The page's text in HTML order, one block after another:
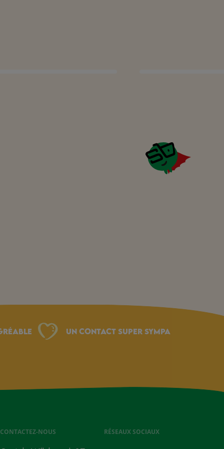
Un Contact Super Sympa
CONTACTEZ-NOUS RÉSEAUX SOCIAUX